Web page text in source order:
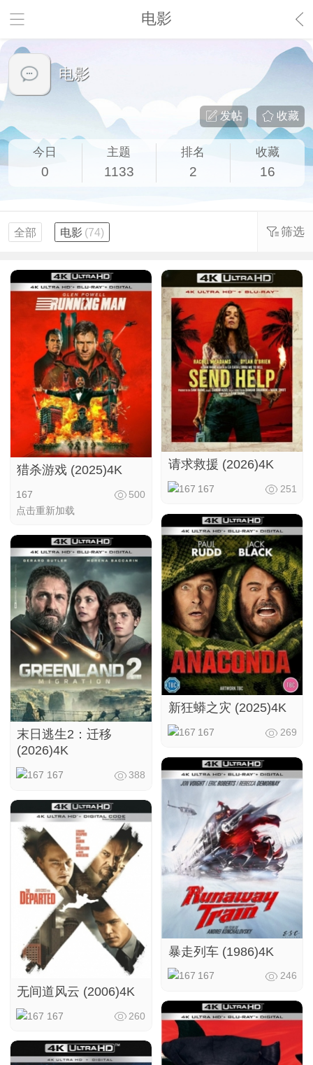
电影
电影
收藏
发帖
今日
0
主题
1133
排名
2
收藏
16
全部 电影 (74) 筛选
猎杀游戏 (2025)4K
167
点击重新加载
500
末日逃生2：迁移
(2026)4K
167 388
无间道风云 (2006)4K
167 260
请求救援 (2026)4K
167 251
新狂蟒之灾 (2025)4K
167 269
暴走列车 (1986)4K
167 246